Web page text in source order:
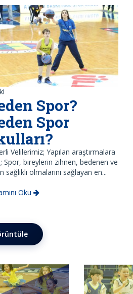
Spor?
Spor
Velilerimiz; Yapılan araştırmalara
Spor, bireylerin zihnen, bedenen ve
sağlıklı olmalarını sağlayan en...
Oku